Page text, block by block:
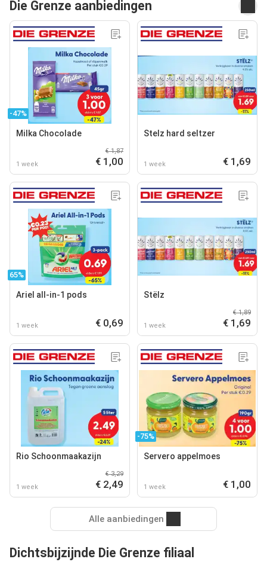
Die Grenze aanbiedingen
-47%
Milka Chocolade
1 week
€ 1,87
€ 1,00
Stelz hard seltzer
1 week € 1,69
65%
Ariel all-in-1 pods
1 week € 0,69
Stëlz
1 week
€ 1,89
€ 1,69
Rio Schoonmaakazijn
1 week
€ 3,29
€ 2,49
-75%
Servero appelmoes
1 week € 1,00
Alle aanbiedingen
Dichtsbijzijnde Die Grenze filiaal